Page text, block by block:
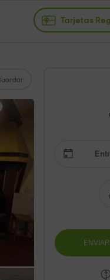
Tarjetas